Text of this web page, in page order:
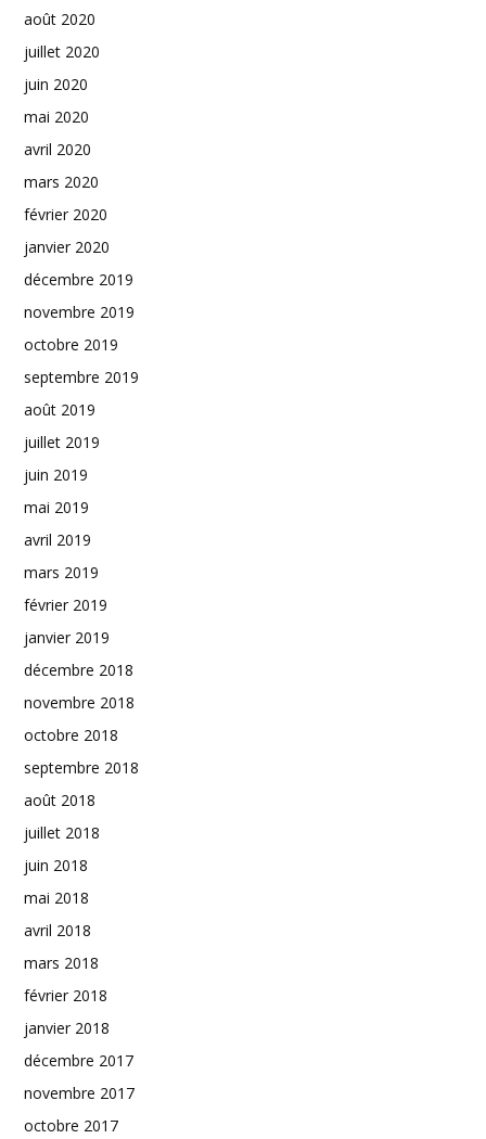
août 2020
juillet 2020
juin 2020
mai 2020
avril 2020
mars 2020
février 2020
janvier 2020
décembre 2019
novembre 2019
octobre 2019
septembre 2019
août 2019
juillet 2019
juin 2019
mai 2019
avril 2019
mars 2019
février 2019
janvier 2019
décembre 2018
novembre 2018
octobre 2018
septembre 2018
août 2018
juillet 2018
juin 2018
mai 2018
avril 2018
mars 2018
février 2018
janvier 2018
décembre 2017
novembre 2017
octobre 2017